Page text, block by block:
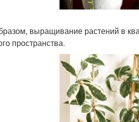
выращивание растений в
пространства.